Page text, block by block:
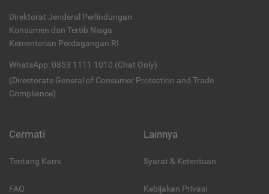
Direktorat Jenderal Perlindungan
Konsumen dan Tertib Niaga
Kementerian Perdagangan RI
WhatsApp: 0853 1111 1010 (Chat Only)
(Directorate General of Consumer Protection and Trade
Compliance)
Cermati
Tentang Kami
FAQ
Lainnya
Syarat & Ketentuan
Kebijakan Privasi